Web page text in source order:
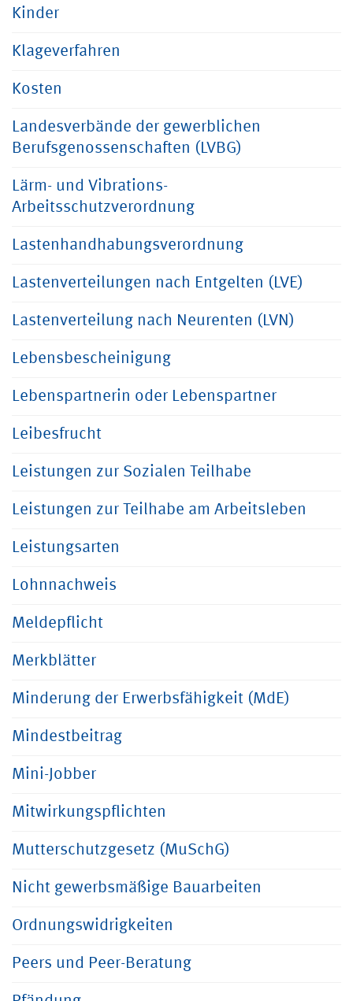
Kinder
Klageverfahren
Kosten
Landesverbände der gewerblichen
Berufsgenossenschaften (LVBG)
Lärm- und Vibrations-
Arbeitsschutzverordnung
Lastenhandhabungsverordnung
Lastenverteilungen nach Entgelten (LVE)
Lastenverteilung nach Neurenten (LVN)
Lebensbescheinigung
Lebenspartnerin oder Lebenspartner
Leibesfrucht
Leistungen zur Sozialen Teilhabe
Leistungen zur Teilhabe am Arbeitsleben
Leistungsarten
Lohnnachweis
Meldepflicht
Merkblätter
Minderung der Erwerbsfähigkeit (MdE)
Mindestbeitrag
Mini-Jobber
Mitwirkungspflichten
Mutterschutzgesetz (MuSchG)
Nicht gewerbsmäßige Bauarbeiten
Ordnungswidrigkeiten
Peers und Peer-Beratung